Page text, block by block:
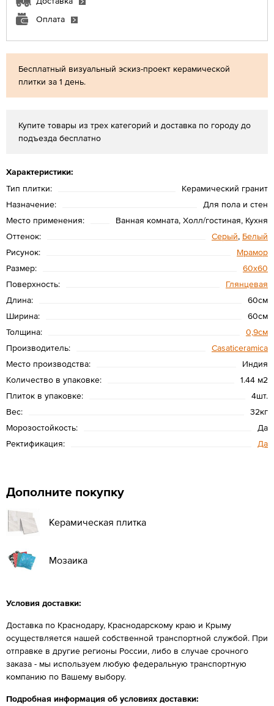
Бесплатный визуальный эскиз-проект керамической
плитки за 1 день.
Купите товары из трех категорий и доставка по городу до
подъезда бесплатно
Характеристики:
Тип плитки:
Керамический гранит
Назначение:
Для пола и стен
Место применения:
Ванная комната, Холл/гостиная, Кухня
Оттенок:
Серый, Белый
Рисунок:
Мрамор
Размер:
60х60
Поверхность:
Глянцевая
Длина:
60см
Ширина:
60см
Толщина:
0,9см
Производитель:
Casaticeramica
Место производства:
Индия
Количество в упаковке:
1.44 м2
Плиток в упаковке:
4шт.
Вес:
32кг
Морозостойкость:
Да
Ректификация:
Да
Оплата
Дополните покупку
Керамическая плитка
Мозаика
Условия доставки:
Доставка по Краснодару, Краснодарскому краю и Крыму
осуществляется нашей собственной транспортной службой. При
отправке в другие регионы России, либо в случае срочного
заказа - мы используем любую федеральную транспортную
компанию по Вашему выбору.
Подробная информация об условиях доставки: